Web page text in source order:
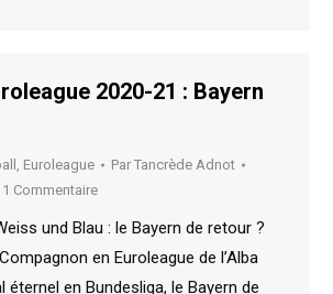
2020-21 : Bayern
, Euroleague Par Tancrède Adnot
1 Commentaire
und Blau : le Bayern de retour ?
en Euroleague de l’Alba
éternel en Bundesliga, le Bayern de